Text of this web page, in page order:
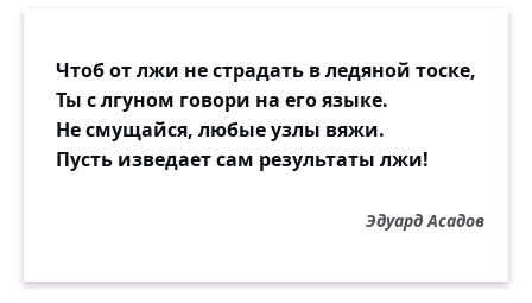
Чтоб от лжи не страдать в ледяной тоске,
Ты с лгуном говори на его языке.
Не смущайся, любые узлы вяжи.
Пусть изведает сам результаты лжи!
Эдуард Асадов